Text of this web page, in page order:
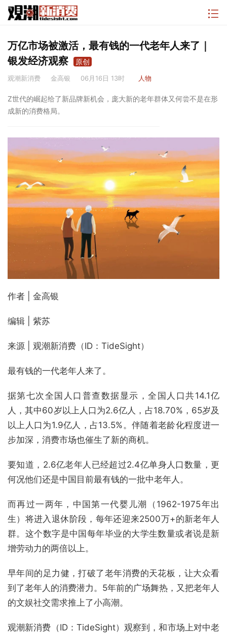
万亿市场被激活，最有钱的一代老年人来了｜
银发经济观察
原创
观潮新消费 金高银 06月16日 13时 人物
Z世代的崛起给了新品牌新机会，庞大新的老年群体又何尝不是在形
成新的消费格局。
作者 | 金高银
编辑 | 紫苏
来源 | 观潮新消费（ID：TideSight）
最有钱的一代老年人来了。
据第七次全国人口普查数据显示，全国人口共14.1亿
人，其中60岁以上人口为2.6亿人，占18.70%，65岁及
以上人口为1.9亿人，占13.5%。伴随着老龄化程度进一
步加深，消费市场也催生了新的商机。
要知道，2.6亿老年人已经超过2.4亿单身人口数量，更
何况他们还是中国目前最有钱的一批中老年人。
而再过一两年，中国第一代婴儿潮（1962-1975年出
生）将进入退休阶段，每年还迎来2500万+的新老年人
群。这个数字是中国每年毕业的大学生数量或者说是新
增劳动力的两倍以上。
早年间的足力健，打破了老年消费的天花板，让大众看
到了老年人的消费潜力。5年前的广场舞热，又把老年人
的文娱社交需求推上了小高潮。
观潮新消费（ID：TideSight）观察到，和市场上对中老